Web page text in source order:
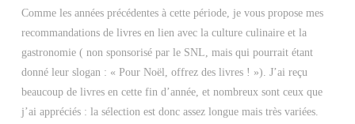
Comme les années précédentes à cette période, je vous propose mes
recommandations de livres en lien avec la culture culinaire et la
gastronomie ( non sponsorisé par le SNL, mais qui pourrait étant
donné leur slogan : « Pour Noël, offrez des livres ! »). J’ai reçu
beaucoup de livres en cette fin d’année, et nombreux sont ceux que
j’ai appréciés : la sélection est donc assez longue mais très variées.